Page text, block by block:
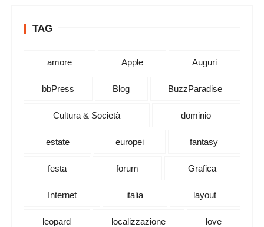
TAG
amore Apple Auguri
bbPress Blog BuzzParadise
Cultura & Società dominio
estate europei fantasy
festa forum Grafica
Internet italia layout
leopard localizzazione love